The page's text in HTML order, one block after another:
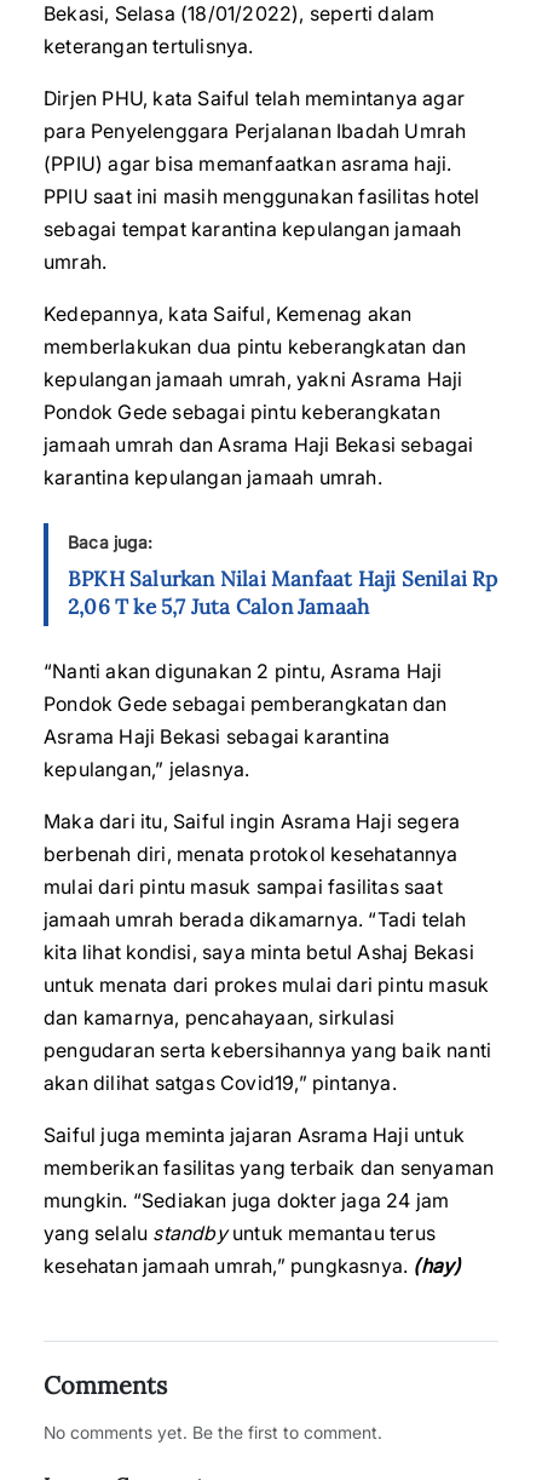
Bekasi, Selasa (18/01/2022), seperti dalam
keterangan tertulisnya.
Dirjen PHU, kata Saiful telah memintanya agar
para Penyelenggara Perjalanan Ibadah Umrah
(PPIU) agar bisa memanfaatkan asrama haji.
PPIU saat ini masih menggunakan fasilitas hotel
sebagai tempat karantina kepulangan jamaah
umrah.
Kedepannya, kata Saiful, Kemenag akan
memberlakukan dua pintu keberangkatan dan
kepulangan jamaah umrah, yakni Asrama Haji
Pondok Gede sebagai pintu keberangkatan
jamaah umrah dan Asrama Haji Bekasi sebagai
karantina kepulangan jamaah umrah.
Baca juga:
BPKH Salurkan Nilai Manfaat Haji Senilai Rp
2,06 T ke 5,7 Juta Calon Jamaah
“Nanti akan digunakan 2 pintu, Asrama Haji
Pondok Gede sebagai pemberangkatan dan
Asrama Haji Bekasi sebagai karantina
kepulangan,” jelasnya.
Maka dari itu, Saiful ingin Asrama Haji segera
berbenah diri, menata protokol kesehatannya
mulai dari pintu masuk sampai fasilitas saat
jamaah umrah berada dikamarnya. “Tadi telah
kita lihat kondisi, saya minta betul Ashaj Bekasi
untuk menata dari prokes mulai dari pintu masuk
dan kamarnya, pencahayaan, sirkulasi
pengudaran serta kebersihannya yang baik nanti
akan dilihat satgas Covid19,” pintanya.
Saiful juga meminta jajaran Asrama Haji untuk
memberikan fasilitas yang terbaik dan senyaman
mungkin. “Sediakan juga dokter jaga 24 jam
yang selalu standbyuntuk memantau terus
kesehatan jamaah umrah,” pungkasnya. (hay)
Comments
No comments yet. Be the first to comment.